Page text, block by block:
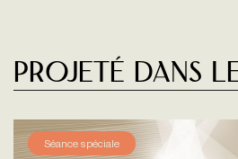
Projeté dans
Séance spéciale